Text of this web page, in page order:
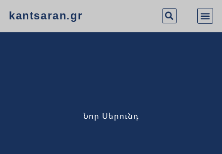
kantsaran.gr
Նոր Սերունդ